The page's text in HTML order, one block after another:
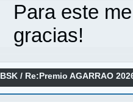
Para este
gracias!
BSK / Re:Premio AGARRAO